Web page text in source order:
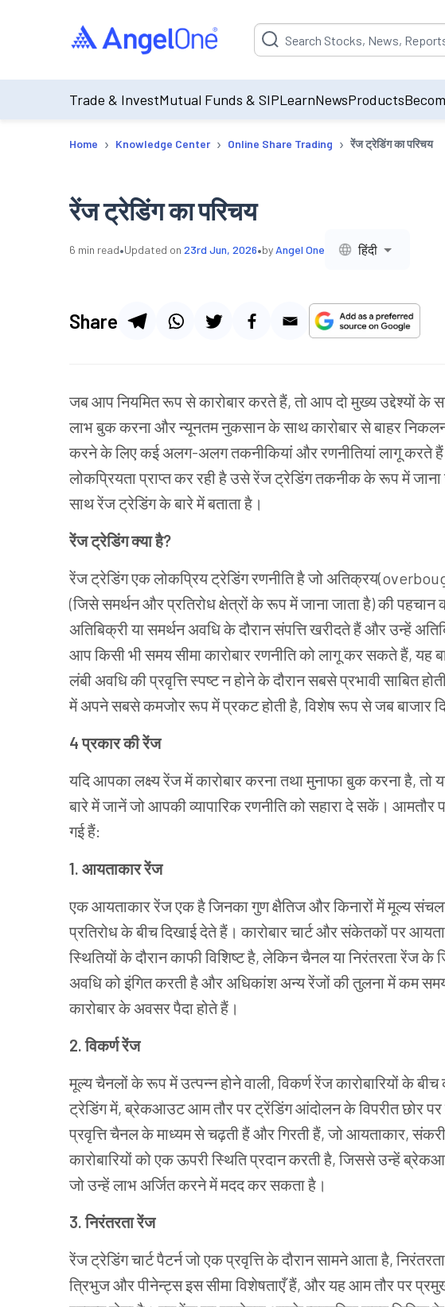
Suggestion will be populated by
Trade & InvestMutual Funds & SIPLearnNewsProducts
Home › Knowledge Center › Online Share Trading › रेंज ट्रेडिंग का परिचय
रेंज ट्रेडिंग का परिचय
6 min read•Updated on 23rd Jun, 2026•by Angel One हिंदी
Share
जब आप नियमित रूप से कारोबार करते हैं, तो आप दो मुख्य उद्देश्यों के
लाभ बुक करना और न्यूनतम नुकसान के साथ कारोबार से बाहर
करने के लिए कई अलग-अलग तकनीकियां और रणनीतियां लागू करते
लोकप्रियता प्राप्त कर रही है उसे रेंज ट्रेडिंग तकनीक के रूप में
साथ रेंज ट्रेडिंग के बारे में बताता है।
रेंज ट्रेडिंग क्या है?
रेंज ट्रेडिंग एक लोकप्रिय ट्रेडिंग रणनीति है जो अतिक्रय(
(जिसे समर्थन और प्रतिरोध क्षेत्रों के रूप में जाना जाता है) की
अतिबिक्री या समर्थन अवधि के दौरान संपत्ति खरीदते हैं और उन्हें
आप किसी भी समय सीमा कारोबार रणनीति को लागू कर सकते हैं, यह
लंबी अवधि की प्रवृत्ति स्पष्ट न होने के दौरान सबसे प्रभावी साबित
में अपने सबसे कमजोर रूप में प्रकट होती है, विशेष रूप से जब बाजार
4 प्रकार की रेंज
यदि आपका लक्ष्य रेंज में कारोबार करना तथा मुनाफा बुक करना है,
बारे में जानें जो आपकी व्यापारिक रणनीति को सहारा दे सकें। आमतौर
गई हैं:
1. आयताकार रेंज
एक आयताकार रेंज एक है जिनका गुण क्षैतिज और किनारों में मूल्य
प्रतिरोध के बीच दिखाई देते हैं। कारोबार चार्ट और संकेतकों पर
स्थितियों के दौरान काफी विशिष्ट है, लेकिन चैनल या निरंतरता रेंज
अवधि को इंगित करती है और अधिकांश अन्य रेंजों की तुलना में कम
कारोबार के अवसर पैदा होते हैं।
2. विकर्ण रेंज
मूल्य चैनलों के रूप में उत्पन्न होने वाली, विकर्ण रेंज कारोबारियों के
ट्रेडिंग में, ब्रेकआउट आम तौर पर ट्रेंडिंग आंदोलन के विपरीत छोर
प्रवृत्ति चैनल के माध्यम से चढ़ती हैं और गिरती हैं, जो आयताकार,
कारोबारियों को एक ऊपरी स्थिति प्रदान करती है, जिससे उन्हें
जो उन्हें लाभ अर्जित करने में मदद कर सकता है।
3. निरंतरता रेंज
रेंज ट्रेडिंग चार्ट पैटर्न जो एक प्रवृत्ति के दौरान सामने आता है,
त्रिभुज और पीनेन्ट्स इस सीमा विशेषताएँ हैं, और यह आम तौर पर